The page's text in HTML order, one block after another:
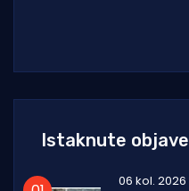
Istaknute objave
06 kol. 2026